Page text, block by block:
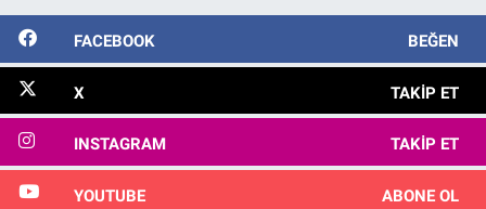
FACEBOOK BEĞEN
X TAKIP ET
INSTAGRAM TAKIP ET
YOUTUBE ABONE OL